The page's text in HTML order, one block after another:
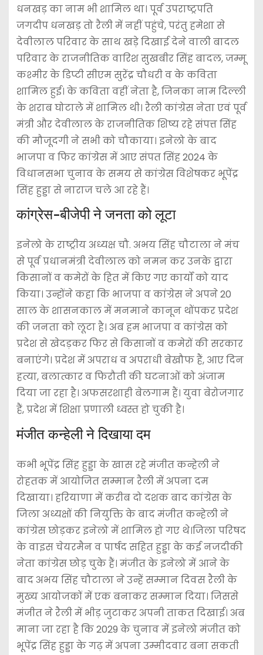
धनखड़ का नाम भी शामिल था। पूर्व उपराष्ट्रपति
जगदीप धनखड़ तो रैली में नहीं पहुंचे, परंतु हमेशा से
देवीलाल परिवार के साथ खड़े दिखाई देने वाली बादल
परिवार के राजनीतिक वारिश सुखबीर सिंह बादल, जम्मू
कश्मीर के डिप्टी सीएम सुरेंद्र चौधरी व के कविता
शामिल हुई। के कविता वहीं नेता है, जिनका नाम दिल्ली
के शराब घोटाले में शामिल थी। रैली कांग्रेस नेता एवं पूर्व
मंत्री और देवीलाल के राजनीतिक शिष्य रहे संपत्त सिंह
की मौजूदगी ने सभी को चौकाया। इनेलो के बाद
भाजपा व फिर कांग्रेस में आए संपत सिंह 2024 के
विधानसभा चुनाव के समय से कांग्रेस विशेषकर भूपेंद्र
सिंह हुड्डा से नाराज चले आ रहे हैं।
कांग्रेस-बीजेपी ने जनता को लूटा
इनेलो के राष्ट्रीय अध्यक्ष चौ. अभय सिंह चौटाला ने मंच
से पूर्व प्रधानमंत्री देवीलाल को नमन कर उनके द्वारा
किसानों व कमेरों के हित में किए गए कार्यों को याद
किया। उन्होंने कहा कि भाजपा व कांग्रेस ने अपने 20
साल के शासनकाल में मनमाने कानून थोंपकर प्रदेश
की जनता को लूटा है। अब हम भाजपा व कांग्रेस को
प्रदेश से खेदड़कर फिर से किसानों व कमेरों की सरकार
बनाएंगे। प्रदेश में अपराध व अपराधी बेखौफ हैं, आए दिन
हत्या, बलात्कार व फिरौती की घटनाओं को अंजाम
दिया जा रहा है। अफसरशाही बेलगाम हैं। युवा बेरोजगार
हैं, प्रदेश में शिक्षा प्रणाली ध्वस्त हो चुकी है।
मंजीत कन्हेली ने दिखाया दम
कभी भूपेंद्र सिंह हुड्डा के खास रहे मंजीत कन्हेली ने
रोहतक में आयोजित सम्मान रैली में अपना दम
दिखाया। हरियाणा में करीब दो दशक बाद कांग्रेस के
जिला अध्यक्षों की नियुक्ति के बाद मंजीत कन्हेली ने
कांग्रेस छोड़कर इनेलो में शामिल हो गए थे।जिला परिषद
के वाइस चेयरमैन व पार्षद सहित हुड्डा के कई नजदीकी
नेता कांग्रेस छोड़ चुके हैं। मंजीत के इनेलो में आने के
बाद अभय सिंह चौटाला ने उन्हें सम्मान दिवस रैली के
मुख्य आयोजकों में एक बनाकर सम्मान दिया। जिससे
मंजीत ने रैली में भीड़ जुटाकर अपनी ताकत दिखाई। अब
माना जा रहा है कि 2029 के चुनाव में इनेलो मंजीत को
भूपेंद्र सिंह हुड्डा के गढ़ में अपना उम्मीदवार बना सकती